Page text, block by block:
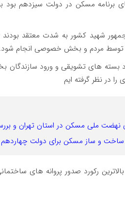
شهید کشور به شدت معتقد
توسط مردم و بخش خصوصی انجام شود.
بسته های تشویقی و ورود
در نظر گرفته ایم
نهضت ملی مسکن در استان تهران و
ساخت و ساز مسکن برای دولت چهاردهم